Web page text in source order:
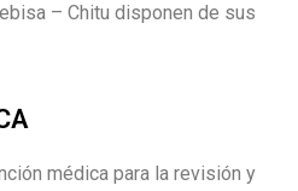
– Chitu disponen de sus
médica para la revisión y